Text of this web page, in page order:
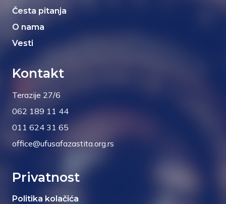
Česta pitanja
O nama
Vesti
Kontakt
Terazije 27/6
062 189 11 44
011 624 31 65
office@ufusafazastita.org.rs
Privatnost
Politika kolačića